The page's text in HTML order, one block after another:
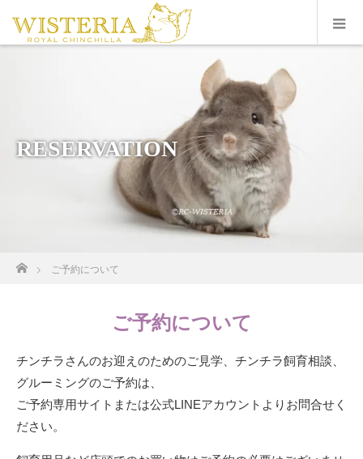
RESERVATION
ご予約について
ご予約について
チンチラさんのお迎えのためのご見学、チンチラ飼育相談、
グルーミングのご予約は、
ご予約専用サイトまたは公式LINEアカウントよりお問合せく
ださい。